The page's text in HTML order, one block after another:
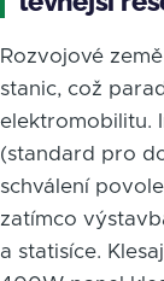
Rozvojové
stanic, což
elektromobilitu.
(standard pro
schválení
zatímco
a statisíce.